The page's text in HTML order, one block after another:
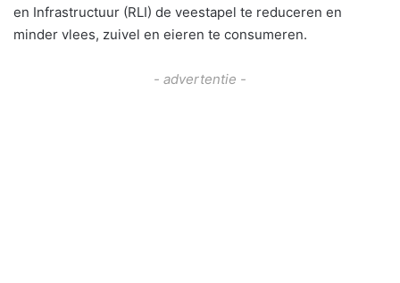
en Infrastructuur (RLI) de veestapel te reduceren en
minder vlees, zuivel en eieren te consumeren.
- advertentie -